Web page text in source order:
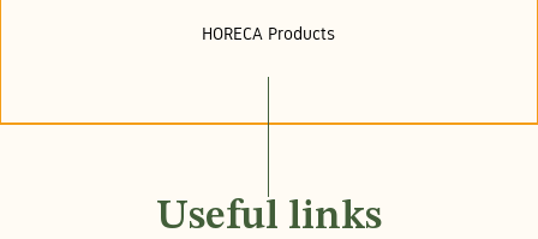
HORECA Products
Useful links